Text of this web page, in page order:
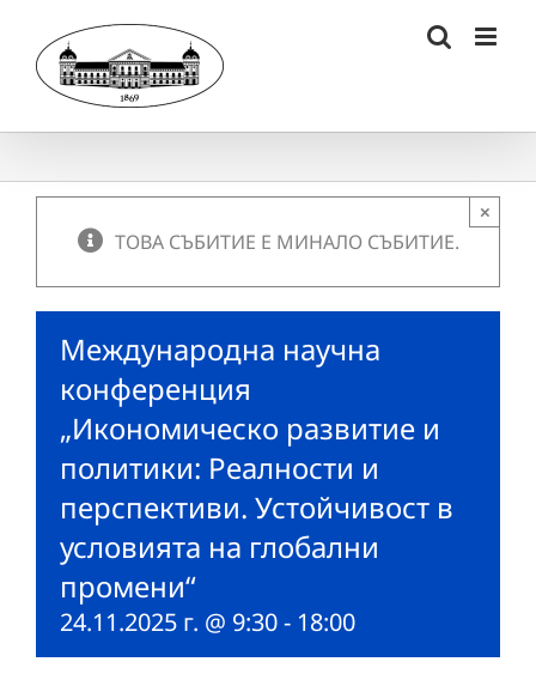
content
ТОВА СЪБИТИЕ Е МИНАЛО СЪБИТИЕ.
×
Международна научна
конференция
„Икономическо развитие и
политики: Реалности и
перспективи. Устойчивост в
условията на глобални
промени“
24.11.2025 г. @ 9:30- 18:00